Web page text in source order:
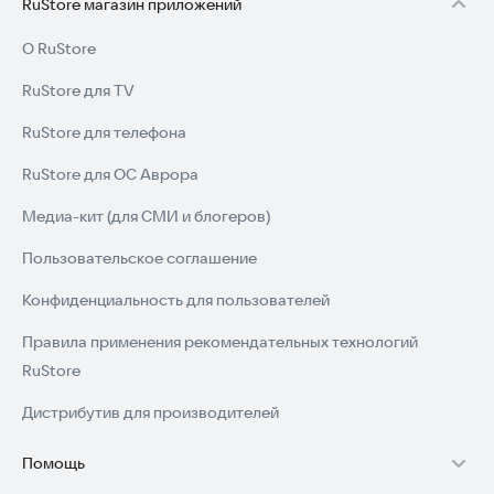
RuStore магазин приложений
О RuStore
RuStore для TV
RuStore для телефона
RuStore для ОС Аврора
Медиа-кит (для СМИ и блогеров)
Пользовательское соглашение
Конфиденциальность для пользователей
Правила применения рекомендательных технологий
RuStore
Дистрибутив для производителей
Помощь